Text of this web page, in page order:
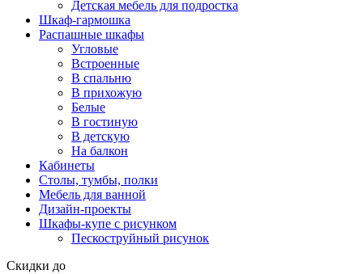
Детская мебель для подростка
Шкаф-гармошка
Распашные шкафы
Угловые
Встроенные
В спальню
В прихожую
Белые
В гостиную
В детскую
На балкон
Кабинеты
Столы, тумбы, полки
Мебель для ванной
Дизайн-проекты
Шкафы-купе с рисунком
Пескоструйный рисунок
Скидки до